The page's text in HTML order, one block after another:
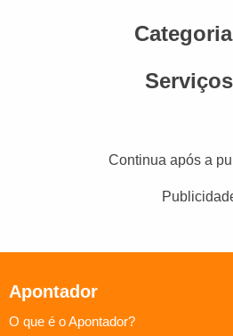
Serviços
Continua após a
Apontador
O que é o Apontador?